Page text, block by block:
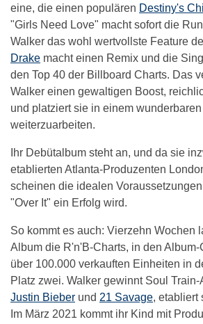
eine, die einen populären Destiny's
"Girls Need Love" macht sofort die
Walker das wohl wertvollste Feature
Drake macht einen Remix und die
den Top 40 der Billboard Charts. Das
Walker einen gewaltigen Boost,
und platziert sie in einem
weiterzuarbeiten.
Ihr Debütalbum steht an, und da sie
etablierten Atlanta-Produzenten
scheinen die idealen
"Over It" ein Erfolg wird.
So kommt es auch: Vierzehn Wochen
Album die R'n'B-Charts, in den
über 100.000 verkauften Einheiten in
Platz zwei. Walker gewinnt Soul
Justin Bieber und 21 Savage, etabliert
Im März 2021 kommt ihr Kind mit